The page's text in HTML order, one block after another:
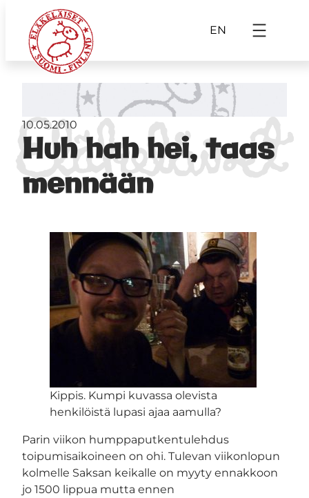
EN
Huh hah hei, taas
mennään
10.05.2010
Kippis. Kumpi kuvassa olevista
henkilöistä lupasi ajaa aamulla?
Parin viikon humppaputkentulehdus
toipumisaikoineen on ohi. Tulevan viikonlopun
kolmelle Saksan keikalle on myyty ennakkoon
jo 1500 lippua mutta ennen